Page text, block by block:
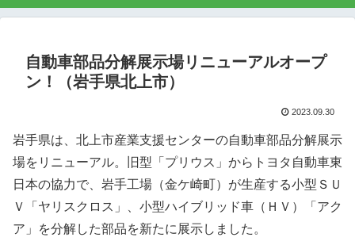
自動車部品分解展示場リニューアルオープ
ン！（岩手県北上市）
2023.09.30
岩手県は、北上市産業支援センターの自動車部品分解展示
場をリニューアル。旧型「プリウス」からトヨタ自動車東
日本の協力で、岩手工場（金ケ崎町）が生産する小型ＳＵ
Ｖ「ヤリスクロス」、小型ハイブリッド車（ＨＶ）「アク
ア」を分解した部品を新たに展示しました。